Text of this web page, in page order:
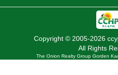
Copyright © 2005-2026
All Rights
The Onion Realty Group Gorden